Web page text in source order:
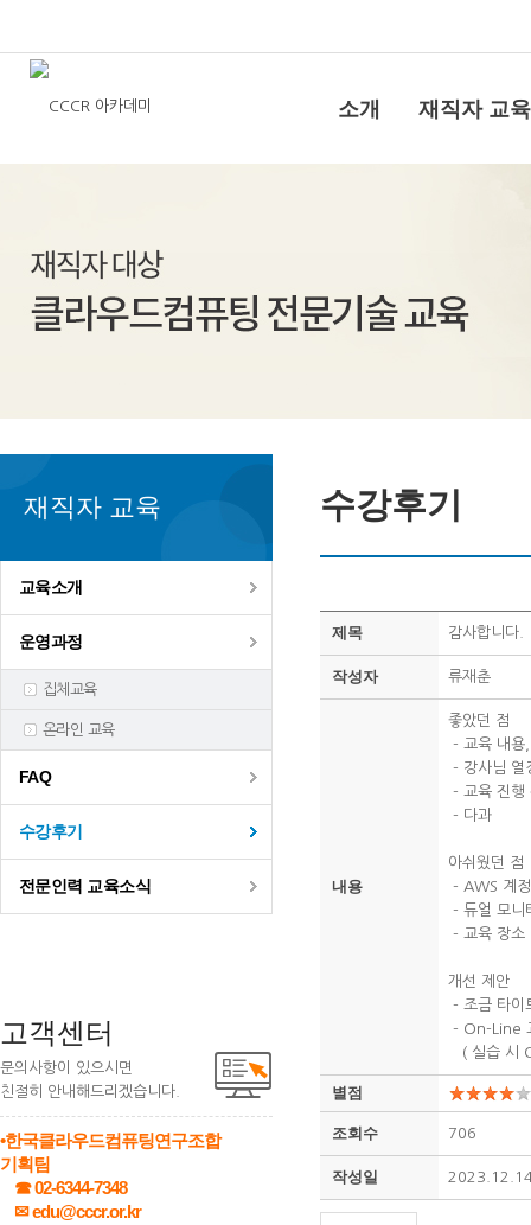
소개 재직자 교육
재직자 교육
교육소개
운영과정
집체교육
온라인 교육
FAQ
수강후기
전문인력 교육소식
고객센터
문의사항이 있으시면
친절히 안내해드리겠습니다.
•한국클라우드컴퓨팅연구조합
기획팀
☎ 02-6344-7348
✉ edu@cccr.or.kr
수강후기
제목 감사합니다.
작성자 류재춘
내용
좋았던 점
- 교육 내용
- 강사님 열
- 교육 진행
- 다과
아쉬웠던 점
- AWS 계
- 듀얼 모니
- 교육 장소
개선 제안
- 조금 타이
- On-Line
( 실습 시
별점
조회수 706
작성일